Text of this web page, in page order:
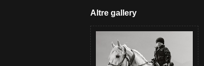
Altre gallery